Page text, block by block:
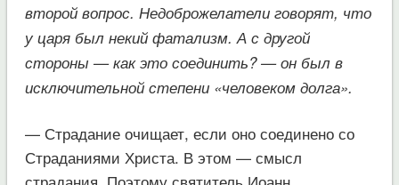
второй вопрос. Недоброжелатели говорят, что
у царя был некий фатализм. А с другой
стороны — как это соединить? — он был в
исключительной степени «человеком долга».
— Страдание очищает, если оно соединено со
Страданиями Христа. В этом — смысл